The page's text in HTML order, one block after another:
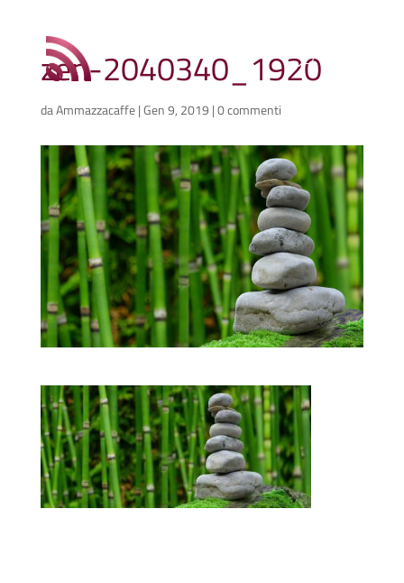
zen-2040340_1920
daAmmazzacaffe|Gen 9, 2019 |0 commenti